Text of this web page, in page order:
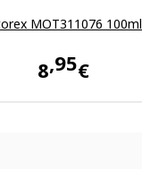
MOT311076 100ml
8 95€